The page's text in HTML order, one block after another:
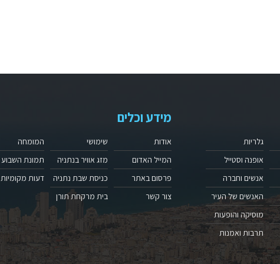
גלריות
אופנה וסטייל
אנשים וחברה
האנשים של העיר
מוסיקה והופעות
תרבות ואמנות
מידע וכלים
אודות
המייל האדום
פרסום באתר
צור קשר
שימושי
מזג אוויר בנתניה
כניסת שבת נתניה
בית מרקחת תורן
המומחה
תמונת השבוע
דעות מקומיות